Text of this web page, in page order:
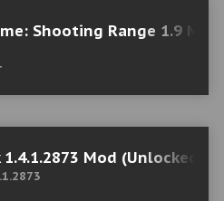
Shooting Range 1.9
Mod (Unlocked)